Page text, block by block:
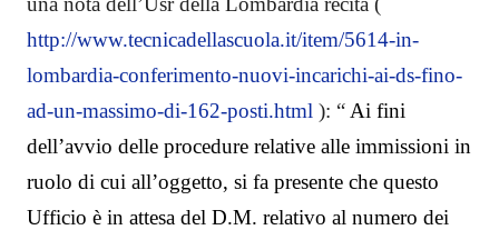
http://www.tecnicadellascuola.it/item/5614-in-
lombardia-conferimento-nuovi-incarichi-ai-ds-fino-
ad-un-massimo-di-162-posti.html ): “ Ai fini
dell’avvio delle procedure relative alle immissioni in
ruolo di cui all’oggetto, si fa presente che questo
Ufficio è in attesa del D.M. relativo al numero dei